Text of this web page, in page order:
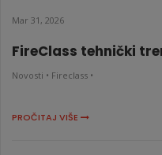
Mar 31, 2026
FireClass tehnički
Novosti • Fireclass •
PROČITAJ VIŠE